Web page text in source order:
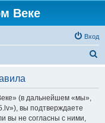
Веке
Вход
(в дальнейшем «мы»,
вы подтверждаете
вы не согласны с ними,